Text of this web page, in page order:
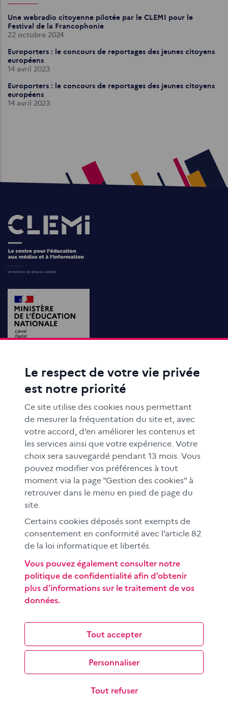
Une webradio citoyenne pilotée par le CLEMI pour le
Festival de la Francophonie
22 octobre 2024
Europorters : le concours de reportages des jeunes citoyens
européens
14 avril 2023
Europorters : le concours de reportages des jeunes citoyens
européens
14 avril 2023
Images
ACTIONS ÉDUCATIVES
FORMATION
RESSOURCES
MÉDIAS SCOLAIRES
FAMILLES
Le CLEMI
En académies
À l'international
CLEMI sup
Espace presse
Si vous souhaitez vous abonner gratuitement à la lettre
d'information mensuelle du CLEMI, cliquezici →
Le respect de votre vie privée
est notre priorité
Ce site utilise des cookies nous permettant
de mesurer la fréquentation du site et, avec
votre accord, d’en améliorer les contenus et
les services ainsi que votre expérience. Votre
choix sera sauvegardé pendant 13 mois. Vous
pouvez modifier vos préférences à tout
moment via la page "Gestion des cookies" à
retrouver dans le menu en pied de page du
site.
Certains cookies déposés sont exempts de
consentement en conformité avec l’article 82
de la loi informatique et libertés.
Tout accepter
Tout refuser
Personnaliser
Vous pouvez également consulter notre
politique de confidentialité afin d’obtenir
plus d’informations sur le traitement de vos
données.